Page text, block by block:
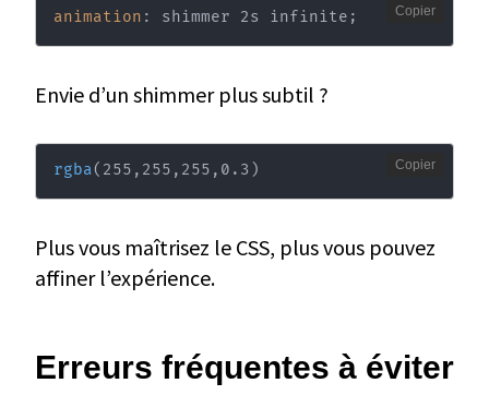
animation : shimmer 2s infinite ; Copier
Envie d’un shimmer plus subtil ?
rgba( 255 , 255 , 255 , 0.3 ) Copier
Plus vous maîtrisez le CSS, plus vous pouvez
affiner l’expérience.
Erreurs fréquentes à éviter